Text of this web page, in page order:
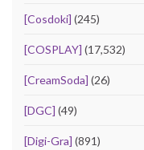
[Cosdoki] (245)
[COSPLAY] (17,532)
[CreamSoda] (26)
[DGC] (49)
[Digi-Gra] (891)